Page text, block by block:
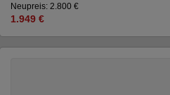
Neupreis: 2.800 €
1.949 €